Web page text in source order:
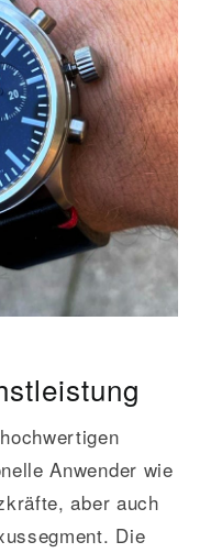
Anwender wie
aber auch
Die